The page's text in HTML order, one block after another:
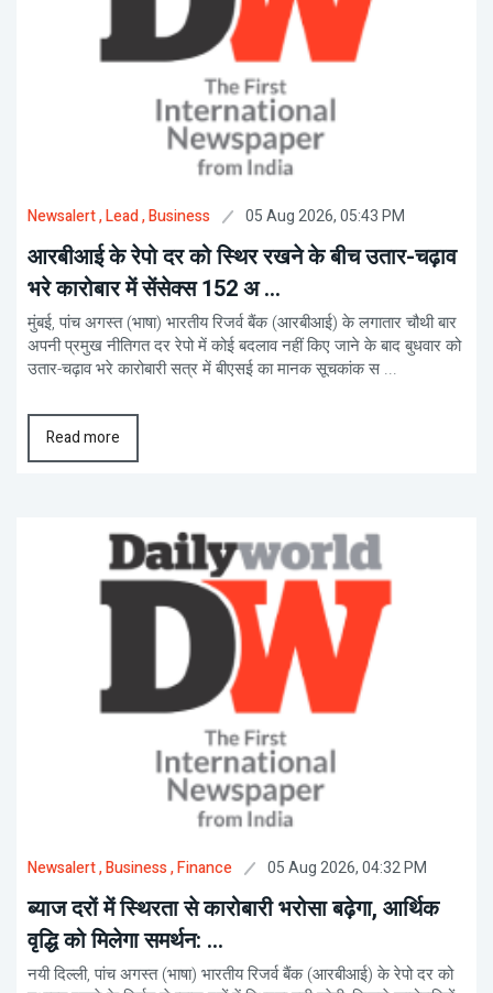
Newsalert, Lead, Business 05 Aug 2026, 05:43 PM
आरबीआई के रेपो दर को स्थिर रखने के बीच उतार-चढ़ाव
भरे कारोबार में सेंसेक्स 152 अ ...
मुंबई, पांच अगस्त (भाषा) भारतीय रिजर्व बैंक (आरबीआई) के लगातार चौथी बार
अपनी प्रमुख नीतिगत दर रेपो में कोई बदलाव नहीं किए जाने के बाद बुधवार को
उतार-चढ़ाव भरे कारोबारी सत्र में बीएसई का मानक सूचकांक स ...
Read more
Newsalert, Business, Finance 05 Aug 2026, 04:32 PM
ब्याज दरों में स्थिरता से कारोबारी भरोसा बढ़ेगा, आर्थिक
वृद्धि को मिलेगा समर्थन: ...
नयी दिल्ली, पांच अगस्त (भाषा) भारतीय रिजर्व बैंक (आरबीआई) के रेपो दर को